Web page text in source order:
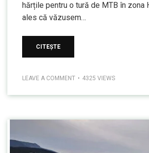
hărțile pentru o tură de MTB în zona
ales că văzusem…
CITEȘTE
LEAVE A COMMENT 4325 VIEWS